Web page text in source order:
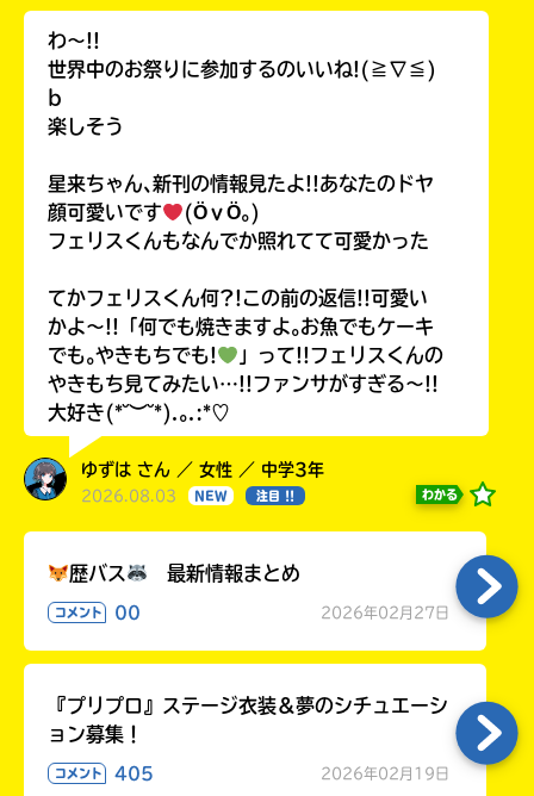
わ〜!!
世界中のお祭りに参加するのいいね!(≧∇≦)
b
楽しそう
星来ちゃん､新刊の情報見たよ!!あなたのドヤ
顔可愛いです
(ӦｖӦ｡)
フェリスくんもなんでか照れてて可愛かった
てかフェリスくん何?!この前の返信!!可愛い
かよ〜!!「何でも焼きますよ｡お魚でもケーキ
でも｡やきもちでも!
」って!!フェリスくんの
やきもち見てみたい…!!ファンサがすぎる〜!!
大好き(*˘︶˘*).｡.:*♡
ゆずは さん ／ 女性 ／ 中学3年
2026.08.03 NEW 注目 !! わかる
歴バス 最新情報まとめ
コメント 00 2026年02月27日
『プリプロ』ステージ衣装＆夢のシチュエーシ
ョン募集！
コメント 405 2026年02月19日